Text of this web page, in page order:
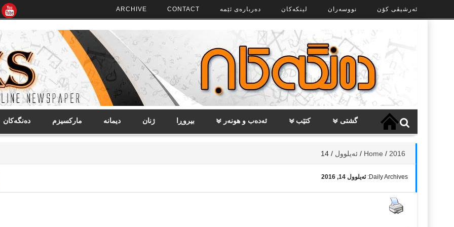
ئەرشیڤی کۆن نووسەران لینکەکان دەربارەی ئێمە CONTACT
ARCHIVE
گشتی کتێب ئەدەب و هونەر بیروڕا ژنان دیمانە مارکسیزم دەنگەکان
Home / 2016
/ ئەیلوول /
14
Daily Archives: ئەیلوول 14, 2016